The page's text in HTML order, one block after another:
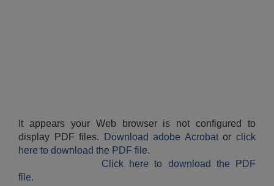
It appears your Web browser is not configured to
display PDF files.
Download adobe Acrobatorclick
here to download the PDF file.
Click here to download the PDF
file.